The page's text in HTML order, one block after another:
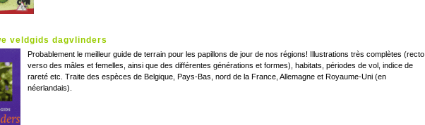
veldgids dagvlinders
Probablement le meilleur guide de terrain pour les papillons de jour de nos régions! Illustrations très complètes (recto
verso des mâles et femelles, ainsi que des différentes générations et formes), habitats, périodes de vol, indice de
rareté etc. Traite des espèces de Belgique, Pays-Bas, nord de la France, Allemagne et Royaume-Uni (en
néerlandais).